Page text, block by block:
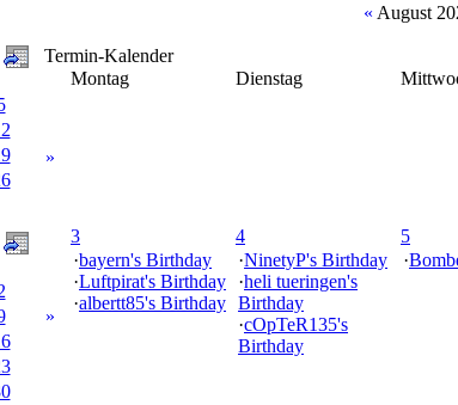
« August
Termin-Kalender
Montag
Dienstag
»
»
3
·bayern's Birthday
·Luftpirat's Birthday
·albertt85's Birthday
4
·NinetyP's Birthday
·heli tueringen's
Birthday
·cOpTeR135's
Birthday
5
·